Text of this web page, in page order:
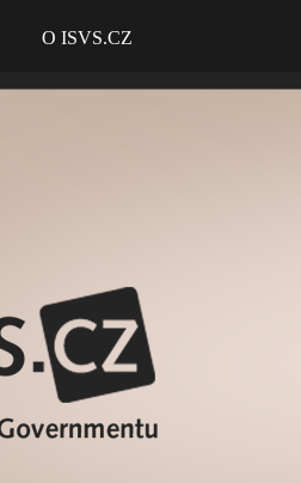
O ISVS.CZ